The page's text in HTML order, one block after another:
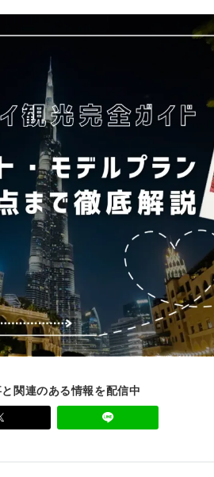
関連のある情報を配信中